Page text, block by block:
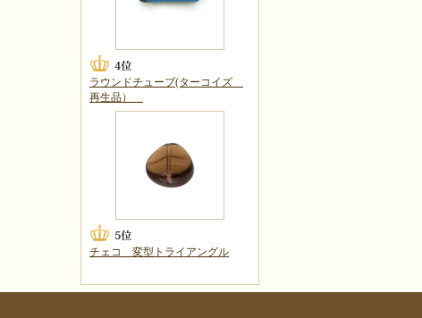
ラウンドチューブ(ターコイズ
再生品）
チェコ 変型トライアングル